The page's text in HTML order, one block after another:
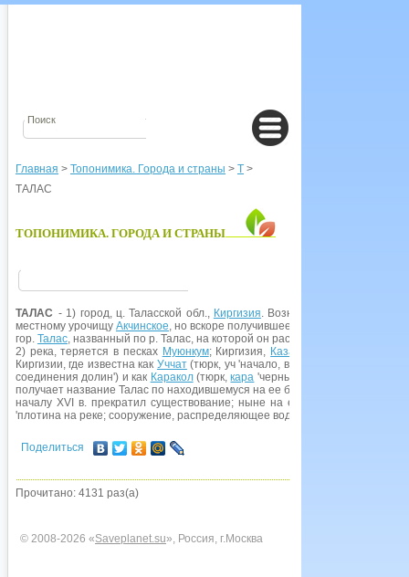
Главная > Топонимика. Города и страны > Т >
ТАЛАС
ТОПОНИМИКА. ГОРОДА И СТРАНЫ
ТАЛАС - 1) город, ц. Таласской обл., Киргизия. Возник в 1877 г. как
местному урочищу Акчинское, но вскоре получившее русск. название
гор. Талас, названный по р. Талас, на которой он расположен.
2) река, теряется в песках Муюнкум; Киргизия, Казахстан
Киргизии, где известна как Уччат(тюрк, уч 'начало, верх, вершина', чат -
соединения долин') и как Каракол(тюрк,кара 'черный', кол 'река, речка,
получает название Талас по находившемуся на ее берегах городу
началу XVI в. прекратил существование; ныне на его месте город
'плотина на реке; сооружение, распределяющее воду по нормам и
Поделиться
Прочитано: 4131 раз(а)
© 2008-2026 «Saveplanet.su», Россия, г.Москва